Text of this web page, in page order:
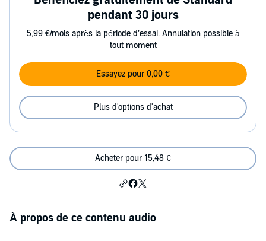
pendant 30 jours
5,99 €/mois après la période d’essai. Annulation possible à
tout moment
Essayez pour 0,00 €
Plus d'options d'achat
Acheter pour 15,48 €
À propos de ce contenu audio